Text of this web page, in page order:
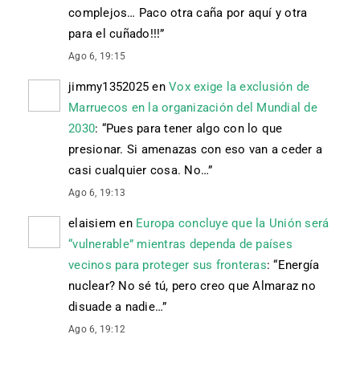
complejos… Paco otra caña por aquí y otra
para el cuñado!!!”
Ago 6, 19:15
jimmy1352025 en Vox exige la exclusión de
Marruecos en la organización del Mundial de
2030: “Pues para tener algo con lo que
presionar. Si amenazas con eso van a ceder a
casi cualquier cosa. No…”
Ago 6, 19:13
elaisiem en Europa concluye que la Unión será
“vulnerable” mientras dependa de países
vecinos para proteger sus fronteras: “Energía
nuclear? No sé tú, pero creo que Almaraz no
disuade a nadie…”
Ago 6, 19:12